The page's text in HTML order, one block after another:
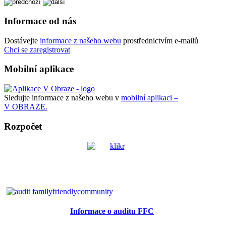
Informace od nás
Dostávejte informace z našeho webu prostřednictvím e-mailů
Chci se zaregistrovat
Mobilní aplikace
Sledujte informace z našeho webu v mobilní aplikaci –
V OBRAZE.
Rozpočet
Informace o auditu FFC